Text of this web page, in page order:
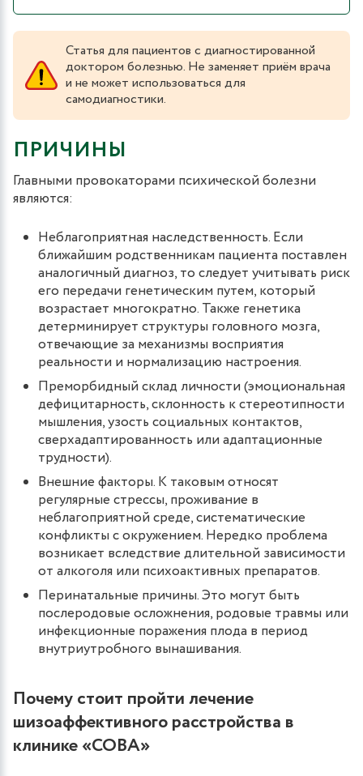
Статья для пациентов с диагностированной
доктором болезнью. Не заменяет приём врача
и не может использоваться для
самодиагностики.
ПРИЧИНЫ
Главными провокаторами психической болезни
являются:
Неблагоприятная наследственность. Если
ближайшим родственникам пациента поставлен
аналогичный диагноз, то следует учитывать риск
его передачи генетическим путем, который
возрастает многократно. Также генетика
детерминирует структуры головного мозга,
отвечающие за механизмы восприятия
реальности и нормализацию настроения.
Преморбидный склад личности (эмоциональная
дефицитарность, склонность к стереотипности
мышления, узость социальных контактов,
сверхадаптированность или адаптационные
трудности).
Внешние факторы. К таковым относят
регулярные стрессы, проживание в
неблагоприятной среде, систематические
конфликты с окружением. Нередко проблема
возникает вследствие длительной зависимости
от алкоголя или психоактивных препаратов.
Перинатальные причины. Это могут быть
послеродовые осложнения, родовые травмы или
инфекционные поражения плода в период
внутриутробного вынашивания.
Почему стоит пройти лечение
шизоаффективного расстройства в
клинике «СОВА»